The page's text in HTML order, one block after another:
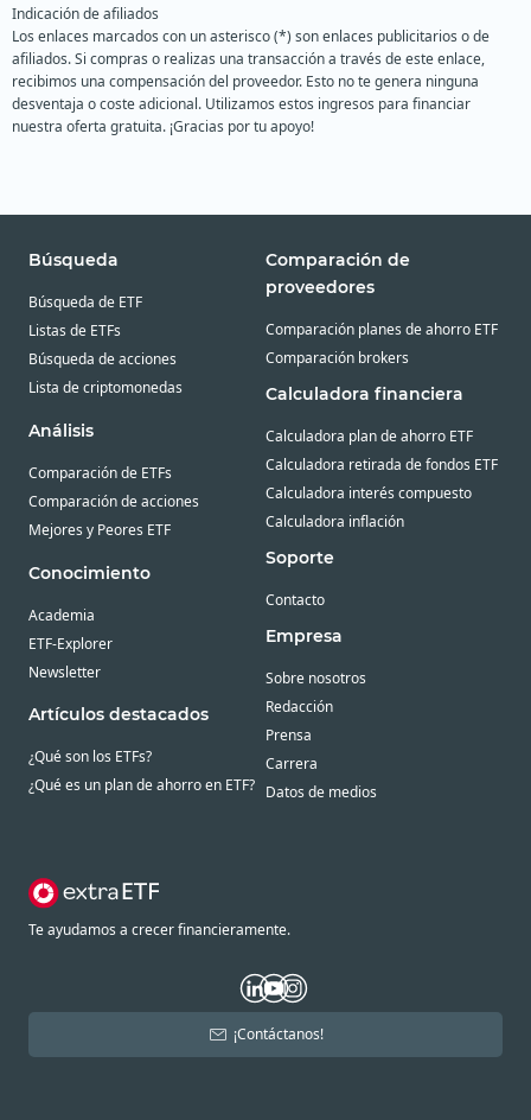
Indicación de afiliados
Los enlaces marcados con un asterisco (*) son enlaces publicitarios o de
afiliados. Si compras o realizas una transacción a través de este enlace,
recibimos una compensación del proveedor. Esto no te genera ninguna
desventaja o coste adicional. Utilizamos estos ingresos para financiar
nuestra oferta gratuita. ¡Gracias por tu apoyo!
Búsqueda
Búsqueda de ETF
Listas de ETFs
Búsqueda de acciones
Lista de criptomonedas
Análisis
Comparación de ETFs
Comparación de acciones
Mejores y Peores ETF
Conocimiento
Academia
ETF-Explorer
Newsletter
Artículos destacados
¿Qué son los ETFs?
¿Qué es un plan de ahorro en ETF?
Comparación de
proveedores
Comparación planes de ahorro ETF
Comparación brokers
Calculadora financiera
Calculadora plan de ahorro ETF
Calculadora retirada de fondos ETF
Calculadora interés compuesto
Calculadora inflación
Soporte
Contacto
Empresa
Sobre nosotros
Redacción
Prensa
Carrera
Datos de medios
Te ayudamos a crecer financieramente.
¡Contáctanos!